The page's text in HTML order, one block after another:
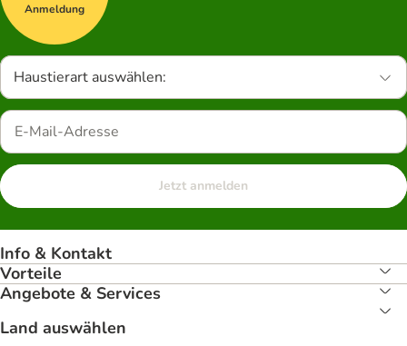
Anmeldung
Haustierart auswählen:
Jetzt anmelden
Info & Kontakt
Vorteile
Angebote & Services
Land auswählen